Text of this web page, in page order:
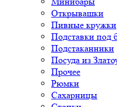
Открывашки
Пивные кружки
Подставки под
Подстаканники
Посуда из
Прочее
Рюмки
Сахарницы